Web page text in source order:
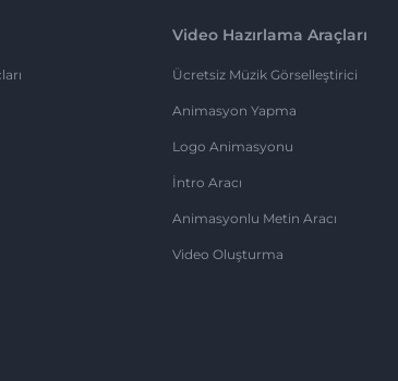
Video Hazırlama Araçları
Ücretsiz Müzik Görselleştirici
Animasyon Yapma
Logo Animasyonu
İntro Aracı
Animasyonlu Metin Aracı
Video Oluşturma